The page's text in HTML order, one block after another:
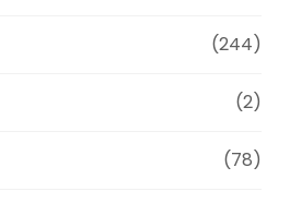
(244)
(2)
(78)